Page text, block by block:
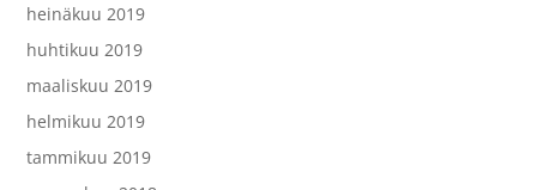
heinäkuu 2019
huhtikuu 2019
maaliskuu 2019
helmikuu 2019
tammikuu 2019